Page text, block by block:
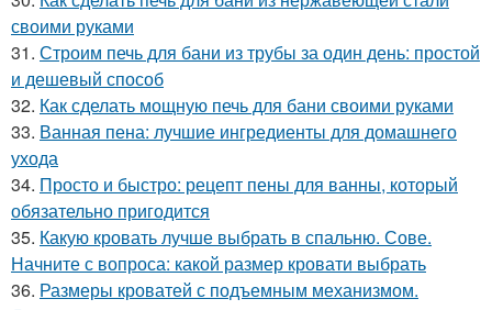
своими руками
31. Строим печь для бани из трубы за один день: простой
и дешевый способ
32. Как сделать мощную печь для бани своими руками
33. Ванная пена: лучшие ингредиенты для домашнего
ухода
34. Просто и быстро: рецепт пены для ванны, который
обязательно пригодится
35. Какую кровать лучше выбрать в спальню. Сове.
Начните с вопроса: какой размер кровати выбрать
36. Размеры кроватей с подъемным механизмом.